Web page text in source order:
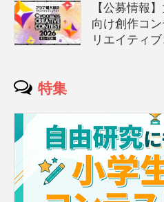
【公募情報
向け創作コ
リエイティ
特集